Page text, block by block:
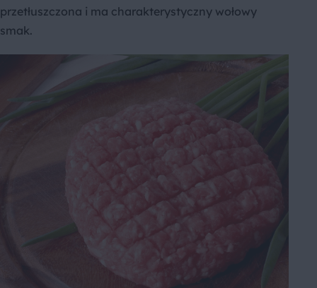
przetłuszczona i ma charakterystyczny wołowy
smak.